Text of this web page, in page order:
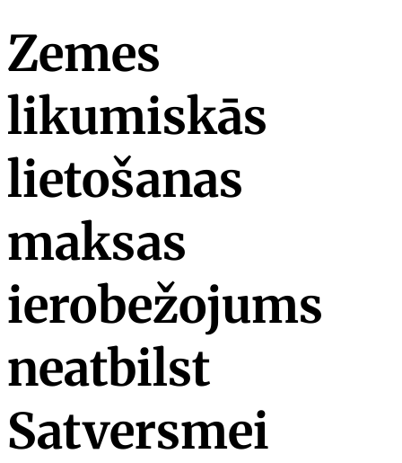
Zemes
likumiskās
lietošanas
maksas
ierobežojums
neatbilst
Satversmei